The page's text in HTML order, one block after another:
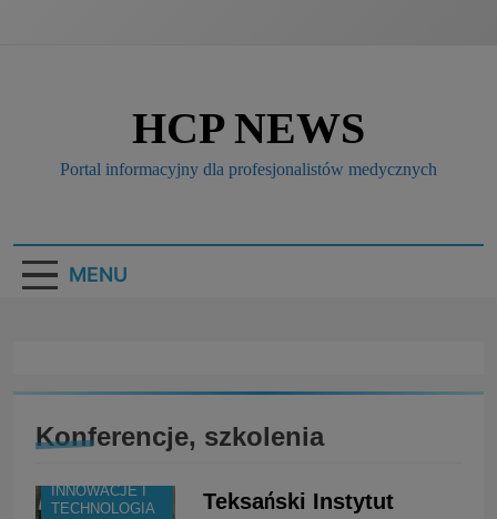
HCP NEWS
Portal informacyjny dla profesjonalistów medycznych
MENU
Konferencje, szkolenia
BRANŻA:
INNOWACJE I
TECHNOLOGIA
Teksański Instytut